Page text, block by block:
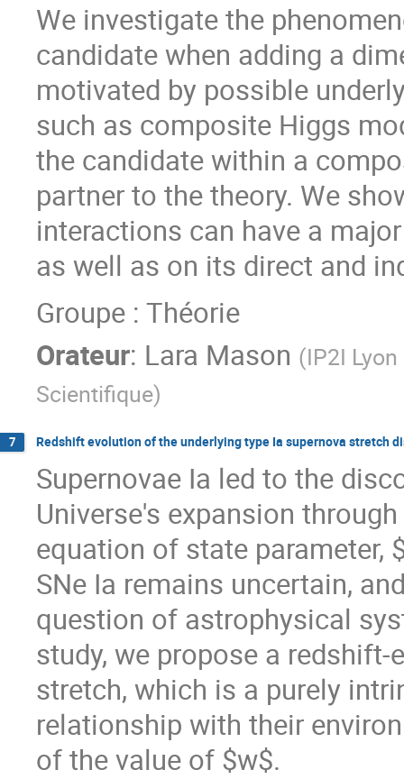
We investigate the
candidate when adding a
motivated by possible
such as composite Higgs
the candidate within a
partner to the theory. We
interactions can have a
as well as on its direct and
Groupe : Théorie
Orateur: Lara Mason (IP2I
Scientifique)
7 Redshift evolution of the underlying type Ia supernova stretch
Supernovae Ia led to the
Universe's expansion
equation of state parameter,
SNe Ia remains uncertain,
question of astrophysical
study, we propose a
stretch, which is a purely
relationship with their
of the value of $w$.